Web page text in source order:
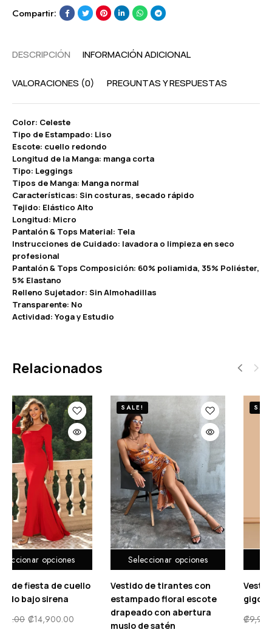
Compartir:
DESCRIPCIÓN INFORMACIÓN ADICIONAL
VALORACIONES (0) PREGUNTAS Y RESPUESTAS
Color: Celeste
Tipo de Estampado: Liso
Escote: cuello redondo
Longitud de la Manga: manga corta
Tipo: Leggings
Tipos de Manga: Manga normal
Características: Sin costuras, secado rápido
Tejido: Elástico Alto
Longitud: Micro
Pantalón & Tops Material: Tela
Instrucciones de Cuidado: lavadora o limpieza en seco
profesional
Pantalón & Tops Composición: 60% poliamida, 35% Poliéster,
5% Elastano
Relleno Sujetador: Sin Almohadillas
Transparente: No
Actividad: Yoga y Estudio
Relacionados
cuello
Seleccionar opciones
SALE!
Vestido de tirantes con
estampado floral escote
drapeado con abertura
muslo de satén
Seleccionar
SALE!
Vestido lápiz de
gigot con malla fina
₡ 9,900.00